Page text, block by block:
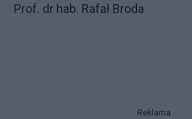
Prof. dr hab. Rafał Broda
Reklama